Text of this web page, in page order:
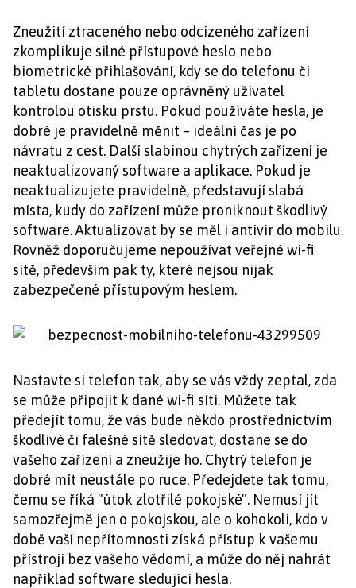
Zneužití ztraceného nebo odcizeného zařízení
zkomplikuje silné přístupové heslo nebo
biometrické přihlašování, kdy se do telefonu či
tabletu dostane pouze oprávněný uživatel
kontrolou otisku prstu. Pokud používáte hesla, je
dobré je pravidelně měnit – ideální čas je po
návratu z cest. Další slabinou chytrých zařízení je
neaktualizovaný software a aplikace. Pokud je
neaktualizujete pravidelně, představují slabá
místa, kudy do zařízení může proniknout škodlivý
software. Aktualizovat by se měl i antivir do mobilu.
Rovněž doporučujeme nepoužívat veřejné wi-fi
sítě, především pak ty, které nejsou nijak
zabezpečené přístupovým heslem.
Nastavte si telefon tak, aby se vás vždy zeptal, zda
se může připojit k dané wi-fi síti. Můžete tak
předejít tomu, že vás bude někdo prostřednictvím
škodlivé či falešné sítě sledovat, dostane se do
vašeho zařízení a zneužije ho. Chytrý telefon je
dobré mít neustále po ruce. Předejdete tak tomu,
čemu se říká "útok zlotřilé pokojské". Nemusí jít
samozřejmě jen o pokojskou, ale o kohokoli, kdo v
době vaší nepřítomnosti získá přístup k vašemu
přístroji bez vašeho vědomí, a může do něj nahrát
například software sledující hesla.